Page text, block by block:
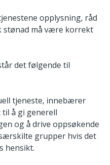
opplysning, råd
stønad må være korrekt
det følgende til
tjeneste, innebærer
å gi generell
og å drive oppsøkende
grupper hvis det
hensikt.